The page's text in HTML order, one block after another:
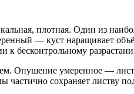
плотная. Один из
— куст наращивает
к бесконтрольному
Опушение умеренное —
сохраняет листву